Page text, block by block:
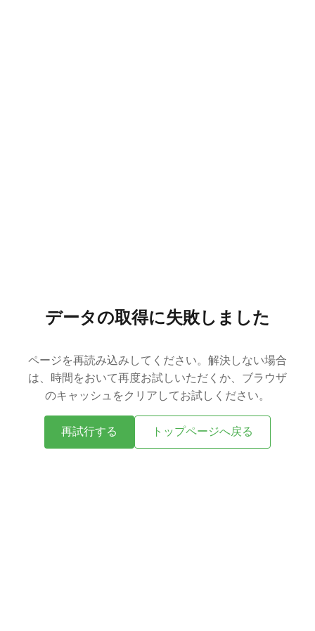
データの取得に失敗しました
ページを再読み込みしてください。解決しない場合
は、時間をおいて再度お試しいただくか、ブラウザ
のキャッシュをクリアしてお試しください。
再試行する トップページへ戻る